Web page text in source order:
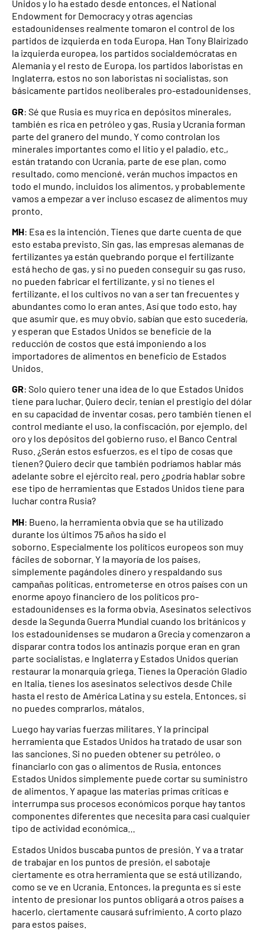
Unidos y lo ha estado desde entonces, el National
Endowment for Democracy y otras agencias
estadounidenses realmente tomaron el control de los
partidos de izquierda en toda Europa. Han Tony Blairizado
la izquierda europea, los partidos socialdemócratas en
Alemania y el resto de Europa, los partidos laboristas en
Inglaterra, estos no son laboristas ni socialistas, son
básicamente partidos neoliberales pro-estadounidenses.
GR: Sé que Rusia es muy rica en depósitos minerales,
también es rica en petróleo y gas. Rusia y Ucrania forman
parte del granero del mundo. Y como controlan los
minerales importantes como el litio y el paladio, etc.,
están tratando con Ucrania, parte de ese plan, como
resultado, como mencioné, verán muchos impactos en
todo el mundo, incluidos los alimentos, y probablemente
vamos a empezar a ver incluso escasez de alimentos muy
pronto.
MH: Esa es la intención. Tienes que darte cuenta de que
esto estaba previsto. Sin gas, las empresas alemanas de
fertilizantes ya están quebrando porque el fertilizante
está hecho de gas, y si no pueden conseguir su gas ruso,
no pueden fabricar el fertilizante, y si no tienes el
fertilizante, el los cultivos no van a ser tan frecuentes y
abundantes como lo eran antes. Así que todo esto, hay
que asumir que, es muy obvio, sabían que esto sucedería,
y esperan que Estados Unidos se beneficie de la
reducción de costos que está imponiendo a los
importadores de alimentos en beneficio de Estados
Unidos.
GR: Solo quiero tener una idea de lo que Estados Unidos
tiene para luchar. Quiero decir, tenían el prestigio del dólar
en su capacidad de inventar cosas, pero también tienen el
control mediante el uso, la confiscación, por ejemplo, del
oro y los depósitos del gobierno ruso, el Banco Central
Ruso. ¿Serán estos esfuerzos, es el tipo de cosas que
tienen? Quiero decir que también podríamos hablar más
adelante sobre el ejército real, pero ¿podría hablar sobre
ese tipo de herramientas que Estados Unidos tiene para
luchar contra Rusia?
MH: Bueno, la herramienta obvia que se ha utilizado
durante los últimos 75 años ha sido el
soborno. Especialmente los políticos europeos son muy
fáciles de sobornar. Y la mayoría de los países,
simplemente pagándoles dinero y respaldando sus
campañas políticas, entrometerse en otros países con un
enorme apoyo financiero de los políticos pro-
estadounidenses es la forma obvia. Asesinatos selectivos
desde la Segunda Guerra Mundial cuando los británicos y
los estadounidenses se mudaron a Grecia y comenzaron a
disparar contra todos los antinazis porque eran en gran
parte socialistas, e Inglaterra y Estados Unidos querían
restaurar la monarquía griega. Tienes la Operación Gladio
en Italia, tienes los asesinatos selectivos desde Chile
hasta el resto de América Latina y su estela. Entonces, si
no puedes comprarlos, mátalos.
Luego hay varias fuerzas militares. Y la principal
herramienta que Estados Unidos ha tratado de usar son
las sanciones. Si no pueden obtener su petróleo, o
financiarlo con gas o alimentos de Rusia, entonces
Estados Unidos simplemente puede cortar su suministro
de alimentos. Y apague las materias primas críticas e
interrumpa sus procesos económicos porque hay tantos
componentes diferentes que necesita para casi cualquier
tipo de actividad económica…
Estados Unidos buscaba puntos de presión. Y va a tratar
de trabajar en los puntos de presión, el sabotaje
ciertamente es otra herramienta que se está utilizando,
como se ve en Ucrania. Entonces, la pregunta es si este
intento de presionar los puntos obligará a otros países a
hacerlo, ciertamente causará sufrimiento. A corto plazo
para estos países.